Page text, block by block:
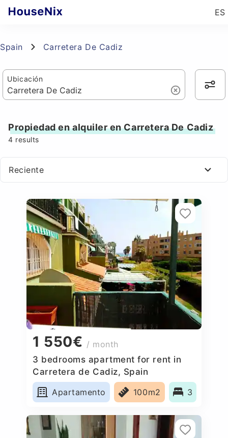
ES
Spain Carretera De Cadiz
Ubicación
Propiedad en alquiler en Carretera De Cadiz
4 results
Reciente
1 550€ / month
3 bedrooms apartment for rent in
Carretera de Cadiz, Spain
Apartamento
100m2 3